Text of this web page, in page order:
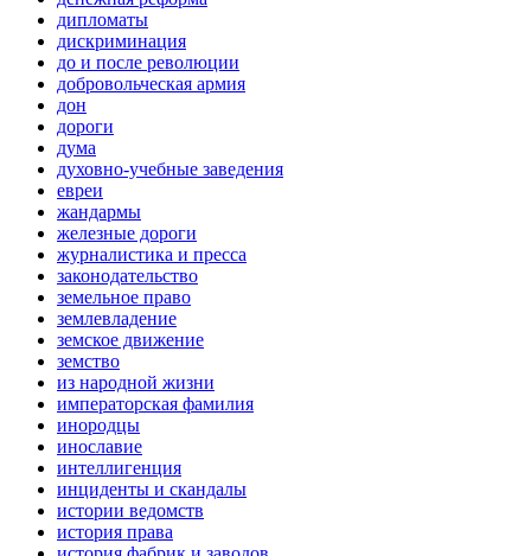
дипломаты
дискриминация
до и после революции
добровольческая армия
дон
дороги
дума
духовно-учебные заведения
евреи
жандармы
железные дороги
журналистика и пресса
законодательство
земельное право
землевладение
земское движение
земство
из народной жизни
императорская фамилия
инородцы
инославие
интеллигенция
инциденты и скандалы
истории ведомств
история права